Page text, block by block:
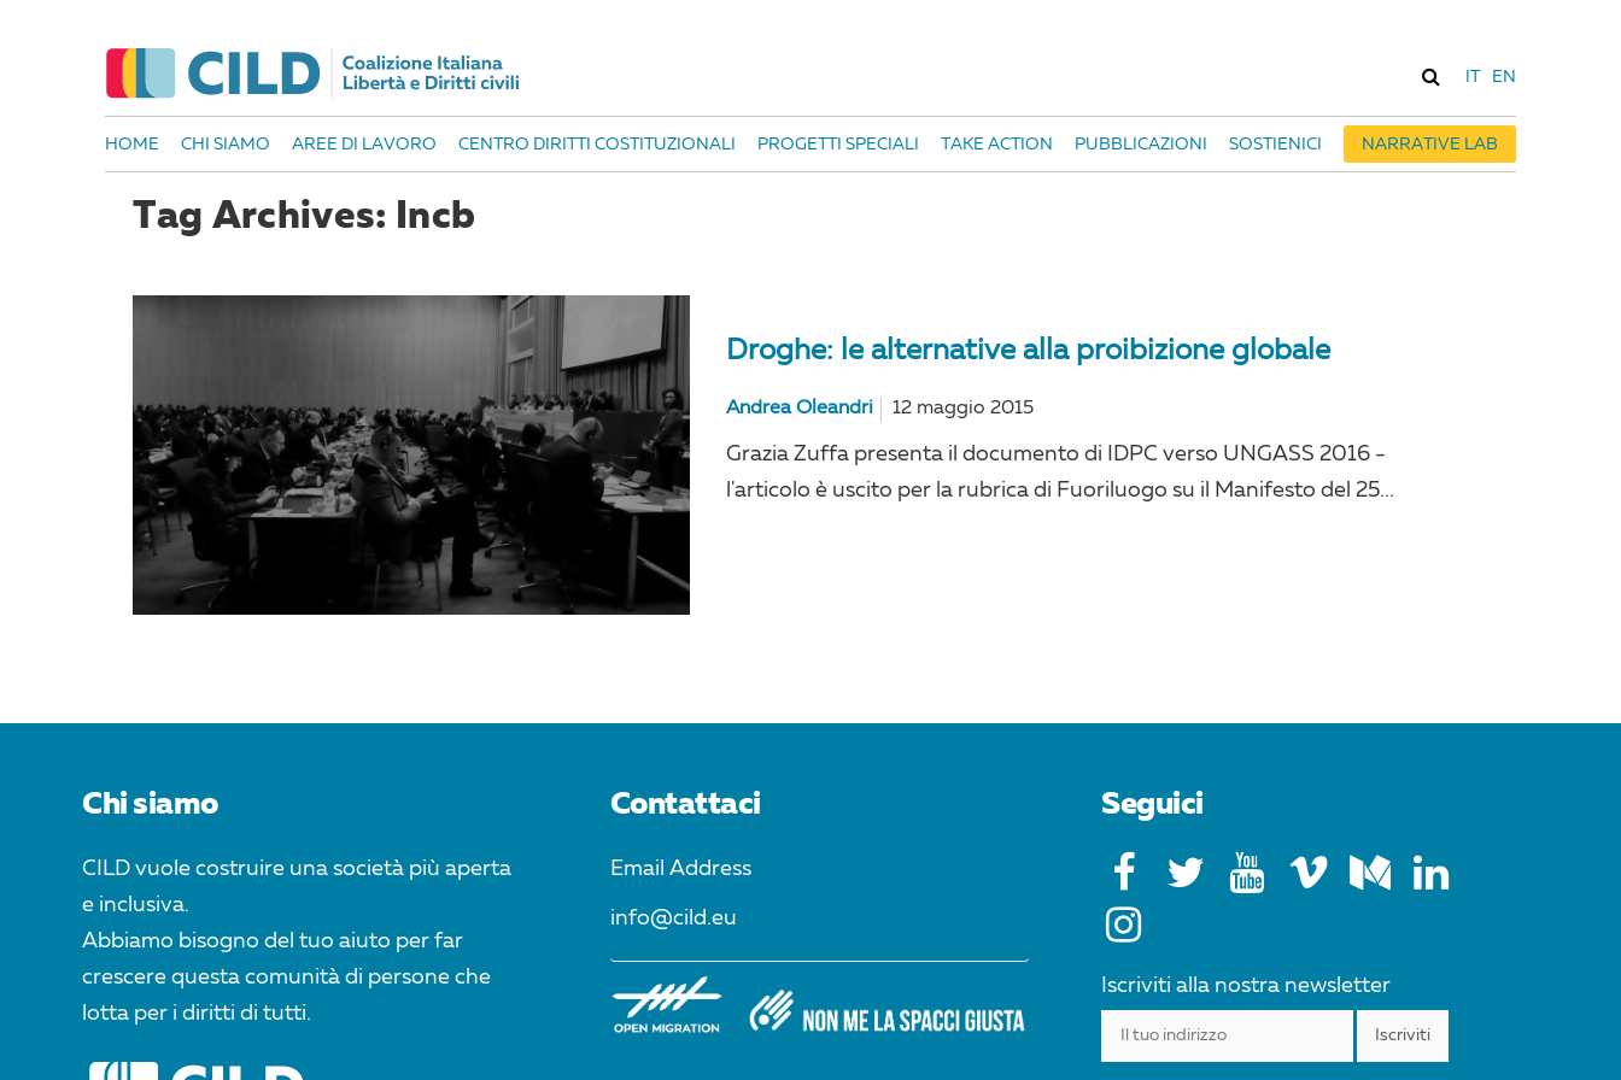
EN
HOME CHI SIAMO AREE DI LAVORO CENTRO DIRITTI COSTITUZIONALI PROGETTI SPECIALI TAKE ACTION PUBBLICAZIONI SOSTIENICI NARRATIVE LAB
Tag Archives: Incb
Droghe: le alternative alla proibizione globale
Andrea Oleandri 12 maggio 2015
Grazia Zuffa presenta il documento di IDPC verso UNGASS 2016 -
l'articolo è uscito per la rubrica di Fuoriluogo su il Manifesto del 25...
Chi siamo
CILD vuole costruire una società più aperta
e inclusiva.
Abbiamo bisogno del tuo aiuto per far
crescere questa comunità di persone che
lotta per i diritti di tutti.
Contattaci
Email Address
info@cild.eu
Seguici
Iscriviti alla nostra newsletter